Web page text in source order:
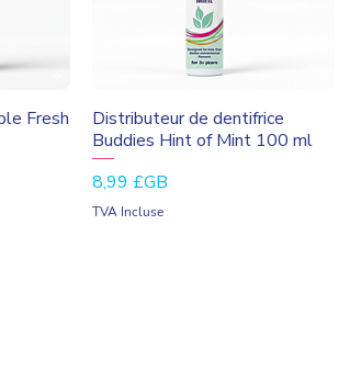
Fresh
Aperçu rapide
Distributeur de dentifrice
Buddies Hint of Mint 100 ml
Prix
8,99 £GB
TVA Incluse